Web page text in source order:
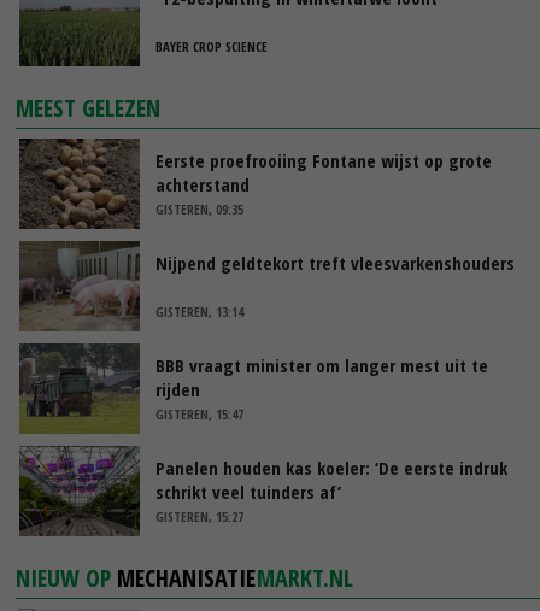
BAYER CROP SCIENCE
MEEST GELEZEN
Eerste proefrooiing Fontane wijst op grote
achterstand
GISTEREN, 09:35
Nijpend geldtekort treft vleesvarkenshouders
GISTEREN, 13:14
BBB vraagt minister om langer mest uit te
rijden
GISTEREN, 15:47
Panelen houden kas koeler: ‘De eerste indruk
schrikt veel tuinders af’
GISTEREN, 15:27
NIEUW OP MECHANISATIEMARKT.NL